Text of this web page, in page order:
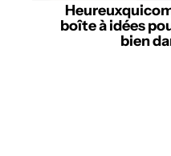
boîte à idées
bien